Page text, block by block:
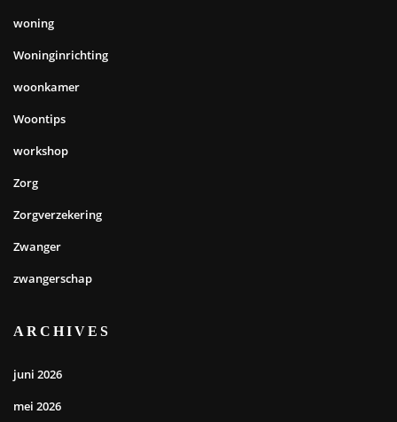
woning
Woninginrichting
woonkamer
Woontips
workshop
Zorg
Zorgverzekering
Zwanger
zwangerschap
ARCHIVES
juni 2026
mei 2026